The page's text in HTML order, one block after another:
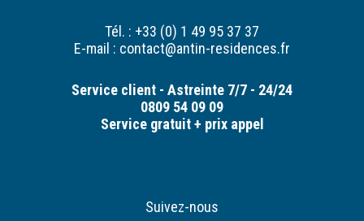
Tél. : +33 (0) 1 49 95 37 37
E-mail : contact@antin-residences.fr
Service client - Astreinte 7/7 - 24/24
0809 54 09 09
Service gratuit + prix appel
Suivez-nous